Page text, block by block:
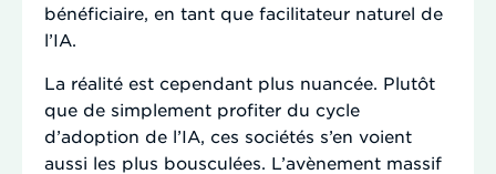
bénéficiaire, en tant que facilitateur naturel de
l’IA.
La réalité est cependant plus nuancée. Plutôt
que de simplement profiter du cycle
d’adoption de l’IA, ces sociétés s’en voient
aussi les plus bousculées. L’avènement massif